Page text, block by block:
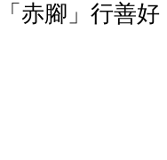
赤腳」行善好